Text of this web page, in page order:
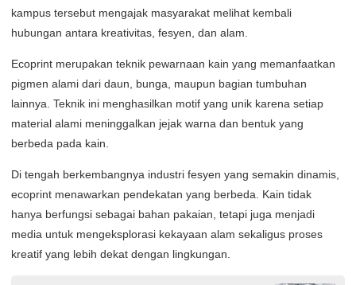
kampus tersebut mengajak masyarakat melihat kembali
hubungan antara kreativitas, fesyen, dan alam.
Ecoprint merupakan teknik pewarnaan kain yang memanfaatkan
pigmen alami dari daun, bunga, maupun bagian tumbuhan
lainnya. Teknik ini menghasilkan motif yang unik karena setiap
material alami meninggalkan jejak warna dan bentuk yang
berbeda pada kain.
Di tengah berkembangnya industri fesyen yang semakin dinamis,
ecoprint menawarkan pendekatan yang berbeda. Kain tidak
hanya berfungsi sebagai bahan pakaian, tetapi juga menjadi
media untuk mengeksplorasi kekayaan alam sekaligus proses
kreatif yang lebih dekat dengan lingkungan.